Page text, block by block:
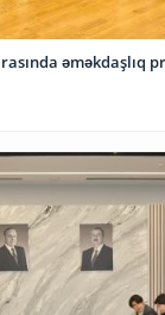
əməkdaşlıq